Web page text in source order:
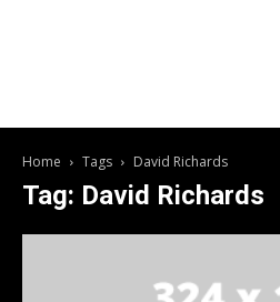
Home Tags David Richards
Tag: David Richards